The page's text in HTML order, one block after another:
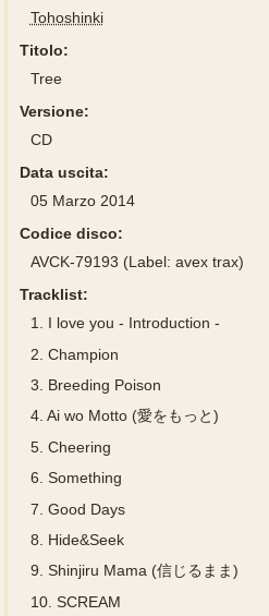
Tohoshinki
Titolo:
Tree
Versione:
CD
Data uscita:
05 Marzo 2014
Codice disco:
AVCK-79193 (Label: avex trax)
Tracklist:
1.
I love you - Introduction -
2. Champion
3.
Breeding Poison
4. Ai wo Motto (愛をもっと)
5. Cheering
6. Something
7. Good Days
8.
Hide&Seek
9. Shinjiru Mama (信じるまま)
10. SCREAM